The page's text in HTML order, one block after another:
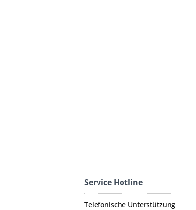
Service Hotline
Telefonische Unterstützung